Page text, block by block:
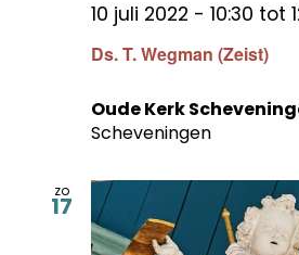
Ds. T. Wegman (Zeist)
10 juli 2022 - 10:30 tot
Oude Kerk
Scheveningen
zo
17